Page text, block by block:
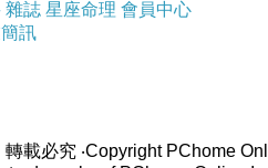
雜誌 星座命理 會員中心
訊
轉載必究 ‧Copyright PChome